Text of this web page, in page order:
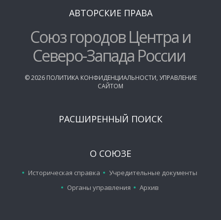
АВТОРСКИЕ ПРАВА
Союз городов Центра и
Северо-Запада России
©2026 ПОЛИТИКА КОНФИДЕНЦИАЛЬНОСТИ, УПРАВЛЕНИЕ
САЙТОМ
РАСШИРЕННЫЙ ПОИСК
О СОЮЗЕ
Историческая справка
Учредительные документы
Органы управления
Архив